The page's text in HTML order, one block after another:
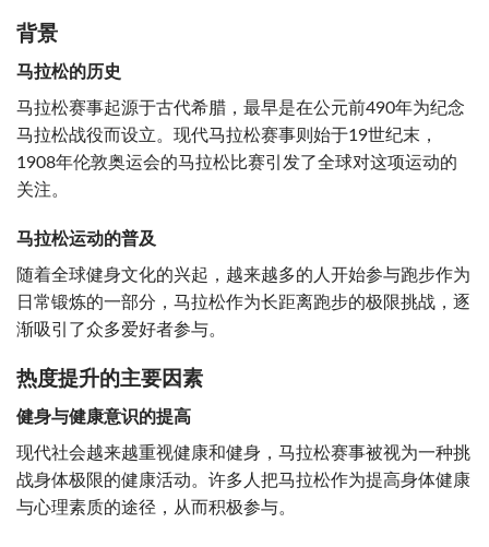
背景
马拉松的历史
马拉松赛事起源于古代希腊，最早是在公元前490年为纪念
马拉松战役而设立。现代马拉松赛事则始于19世纪末，
1908年伦敦奥运会的马拉松比赛引发了全球对这项运动的
关注。
马拉松运动的普及
随着全球健身文化的兴起，越来越多的人开始参与跑步作为
日常锻炼的一部分，马拉松作为长距离跑步的极限挑战，逐
渐吸引了众多爱好者参与。
热度提升的主要因素
健身与健康意识的提高
现代社会越来越重视健康和健身，马拉松赛事被视为一种挑
战身体极限的健康活动。许多人把马拉松作为提高身体健康
与心理素质的途径，从而积极参与。